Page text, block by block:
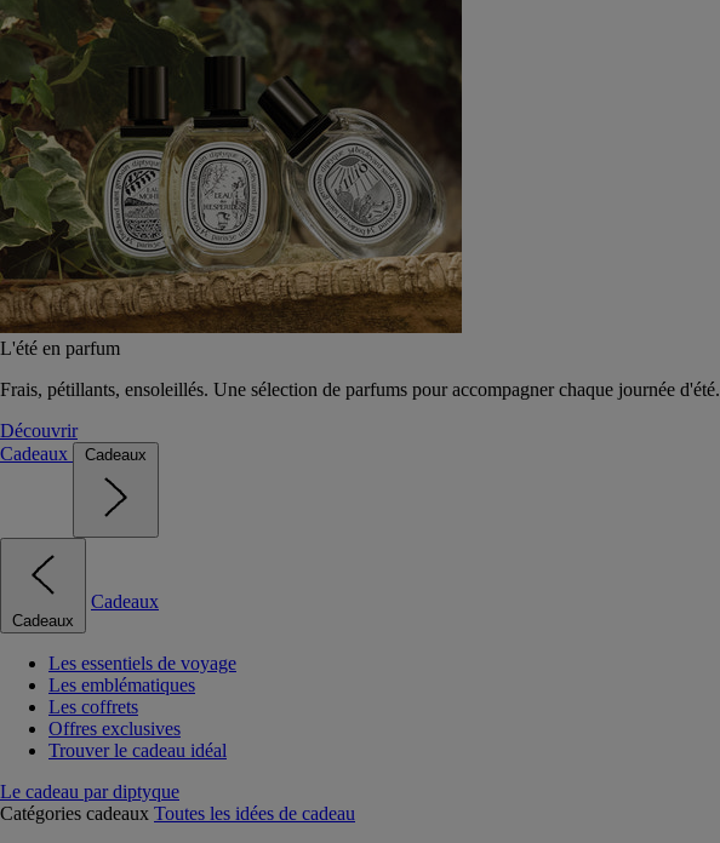
L'été en parfum
Frais, pétillants, ensoleillés. Une sélection de parfums pour accompagner chaque journée d'été.
Découvrir
Cadeaux
Cadeaux
Cadeaux
Cadeaux
Les essentiels de voyage
Les emblématiques
Les coffrets
Offres exclusives
Trouver le cadeau idéal
Le cadeau par diptyque
Catégories cadeaux Toutes les idées de cadeau